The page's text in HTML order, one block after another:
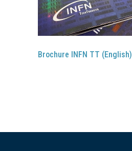
Brochure INFN TT (English)